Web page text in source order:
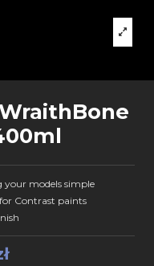
your models simple
Contrast paints